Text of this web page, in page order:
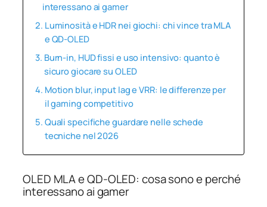
interessano ai gamer
Luminosità e HDR nei giochi: chi vince tra MLA
e QD‑OLED
Burn‑in, HUD fissi e uso intensivo: quanto è
sicuro giocare su OLED
Motion blur, input lag e VRR: le differenze per
il gaming competitivo
Quali specifiche guardare nelle schede
tecniche nel 2026
OLED MLA e QD‑OLED: cosa sono e perché
interessano ai gamer